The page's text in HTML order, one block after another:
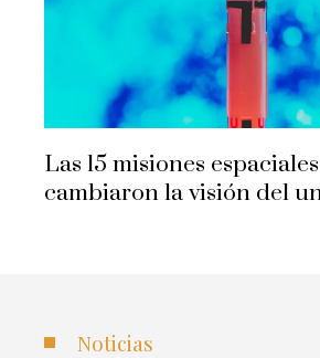
Las 15 misiones
cambiaron la visión del
Noticias